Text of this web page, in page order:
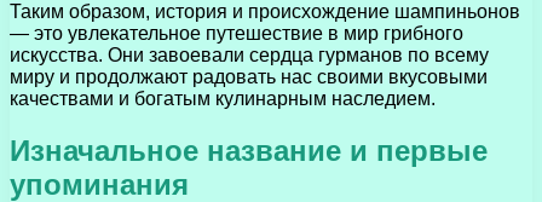
Таким образом, история и происхождение шампиньонов
— это увлекательное путешествие в мир грибного
искусства. Они завоевали сердца гурманов по всему
миру и продолжают радовать нас своими вкусовыми
качествами и богатым кулинарным наследием.
Изначальное название и первые
упоминания